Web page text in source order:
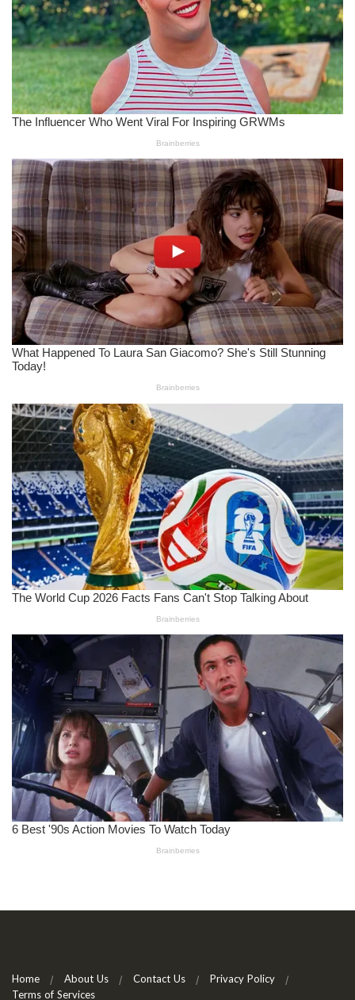
Home About Us Contact Us
Privacy Policy
Terms of Services